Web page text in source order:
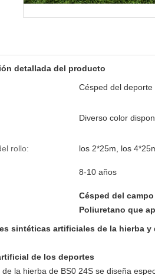
detallada del producto
Césped del deporte
Diverso color
rollo: los 2*25m, los
8-10 años
Césped del
Poliuretano que
sintéticas artificiales de la hierba
de los deportes
de la hierba de BS0 24S se diseña